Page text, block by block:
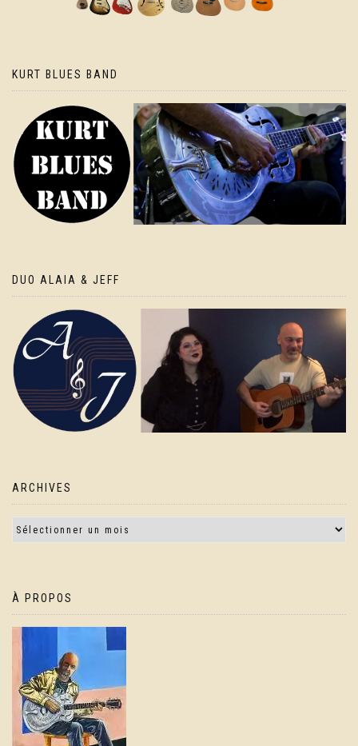
KURT BLUES BAND
DUO ALAIA & JEFF
ARCHIVES
À PROPOS